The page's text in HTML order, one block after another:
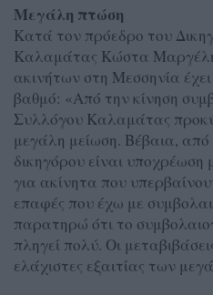
Μεγάλη πτώση
Κατά τον πρόεδρο του
Καλαμάτας Κώστα
ακινήτων στη Μεσσηνία
βαθμό: «Από την κίνηση
Συλλόγου Καλαμάτας
μεγάλη μείωση. Βέβαια,
δικηγόρου είναι
για ακίνητα που
επαφές που έχω με
παρατηρώ ότι το
πληγεί πολύ. Οι
ελάχιστες εξαιτίας των